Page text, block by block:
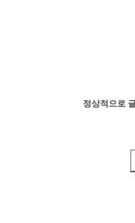
정상적으로